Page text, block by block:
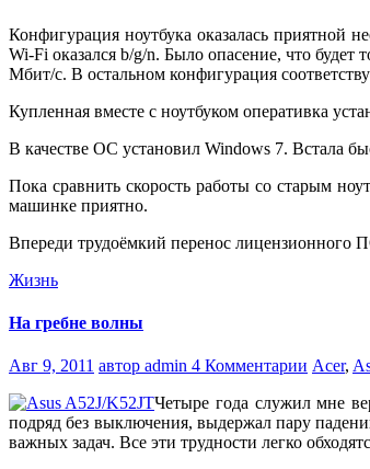
Конфигурация ноутбука оказалась приятной
Wi-Fi оказался b/g/n. Было опасение, что будет
Мбит/с. В остальном конфигурация
Купленная вместе с ноутбуком оперативка
В качестве ОС установил Windows 7. Встала
Пока сравнить скорость работы со старым
машинке приятно.
Впереди трудоёмкий перенос лицензионного
Жизнь
На гребне волны
Авг 9, 2011 автор admin 4 Комментарии Acer,
Четыре года служил мне
подряд без выключения, выдержал пару
важных задач. Все эти трудности легко